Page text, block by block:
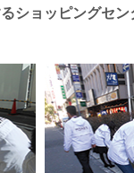
ショッピングセン